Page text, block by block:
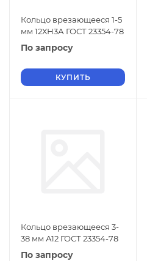
Кольцо врезающееся 1-5
мм 12ХН3А ГОСТ 23354-78
По запросу
КУПИТЬ
Кольцо врезающееся 3-
38 мм А12 ГОСТ 23354-78
По запросу